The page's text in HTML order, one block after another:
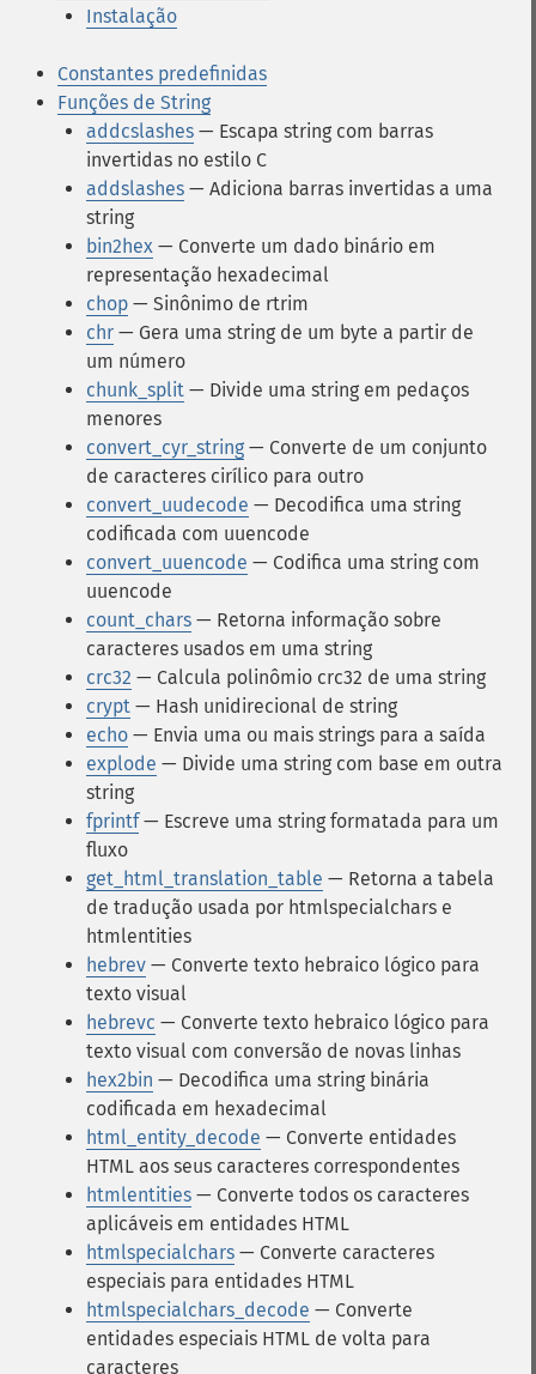
Instalação
Constantes predefinidas
Funções de String
addcslashes — Escapa string com barras
invertidas no estilo C
addslashes — Adiciona barras invertidas a uma
string
bin2hex — Converte um dado binário em
representação hexadecimal
chop — Sinônimo de rtrim
chr — Gera uma string de um byte a partir de
um número
chunk_split — Divide uma string em pedaços
menores
convert_cyr_string — Converte de um conjunto
de caracteres cirílico para outro
convert_uudecode — Decodifica uma string
codificada com uuencode
convert_uuencode — Codifica uma string com
uuencode
count_chars — Retorna informação sobre
caracteres usados em uma string
crc32 — Calcula polinômio crc32 de uma string
crypt — Hash unidirecional de string
echo — Envia uma ou mais strings para a saída
explode — Divide uma string com base em outra
string
fprintf— Escreve uma string formatada para um
fluxo
get_html_translation_table — Retorna a tabela
de tradução usada por htmlspecialchars e
htmlentities
hebrev — Converte texto hebraico lógico para
texto visual
hebrevc — Converte texto hebraico lógico para
texto visual com conversão de novas linhas
hex2bin — Decodifica uma string binária
codificada em hexadecimal
html_entity_decode — Converte entidades
HTML aos seus caracteres correspondentes
htmlentities — Converte todos os caracteres
aplicáveis em entidades HTML
htmlspecialchars — Converte caracteres
especiais para entidades HTML
htmlspecialchars_decode — Converte
entidades especiais HTML de volta para
caracteres